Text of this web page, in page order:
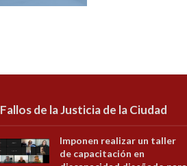
Fallos de la Justicia de la Ciudad
Imponen realizar un taller
de capacitación en